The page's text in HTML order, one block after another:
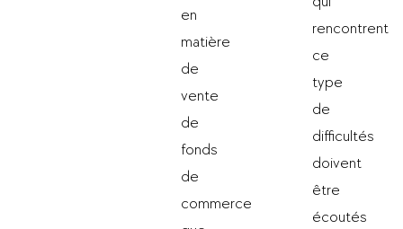
en
matière
de
vente
de
fonds
de
commerce
rencontrent
ce
type
de
difficultés
doivent
être
écoutés